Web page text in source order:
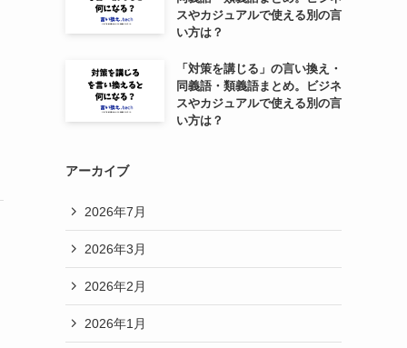
スやカジュアルで使える別の言
い方は？
「対策を講じる」の言い換え・
同義語・類義語まとめ。ビジネ
スやカジュアルで使える別の言
い方は？
アーカイブ
2026年7月
2026年3月
2026年2月
2026年1月